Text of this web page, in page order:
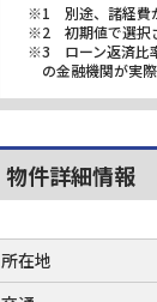
※1 別途、諸経費
※2 初期値で選択さ
※3 ローン返済比率
の金融機関が実
物件詳細情報
所在地